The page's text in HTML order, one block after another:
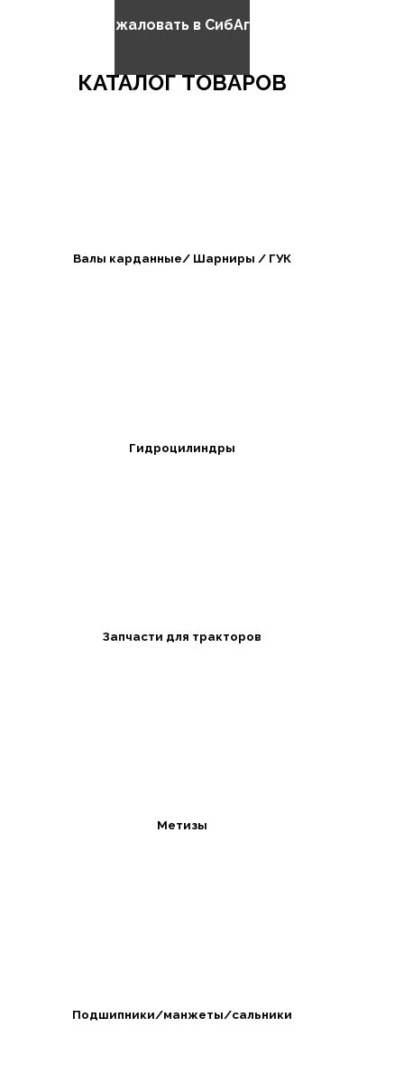
Добро пожаловать в СибАгроБизнес
КАТАЛОГ ТОВАРОВ
Валы карданные/ Шарниры / ГУК
Гидроцилиндры
Запчасти для тракторов
Метизы
Подшипники/манжеты/сальники